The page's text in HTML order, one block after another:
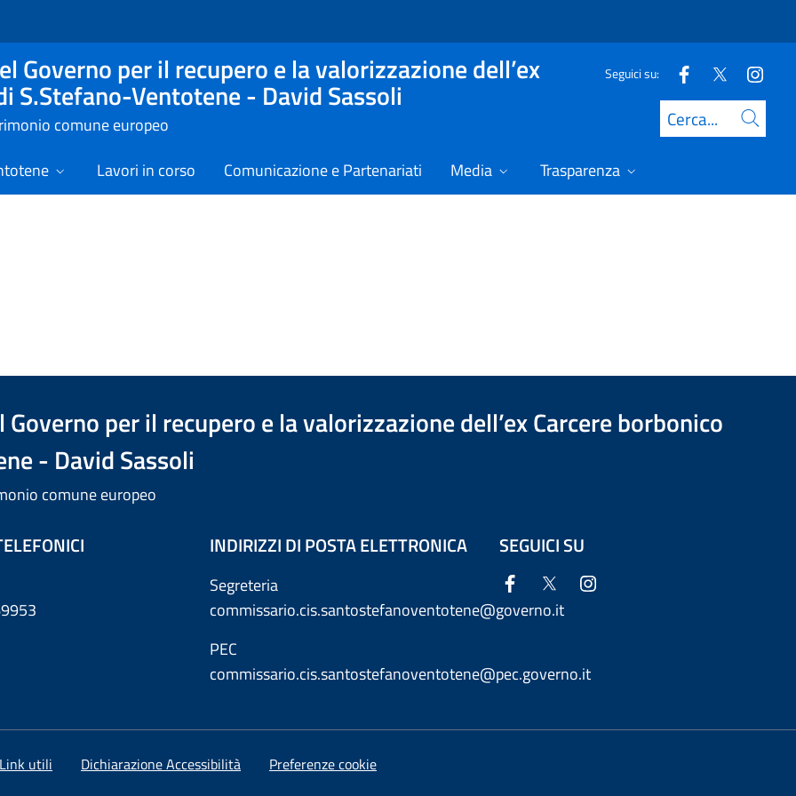
Governo per il recupero e la valorizzazione dell’ex
S.Stefano-Ventotene - David Sassoli
comune europeo
Seguici su:
Cerca
Lavori in corso Comunicazione e Partenariati Media Trasparenza
per il recupero e la valorizzazione dell’ex Carcere borbonico
- David Sassoli
comune europeo
INDIRIZZI DI POSTA ELETTRONICA
Segreteria
commissario.cis.santostefanoventotene@governo.it
PEC
commissario.cis.santostefanoventotene@pec.governo.it
SEGUICI SU
Link utili Dichiarazione Accessibilità Preferenze cookie